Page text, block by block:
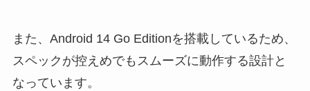
また、Android 14 Go Editionを搭載しているため、
スペックが控えめでもスムーズに動作する設計と
なっています。